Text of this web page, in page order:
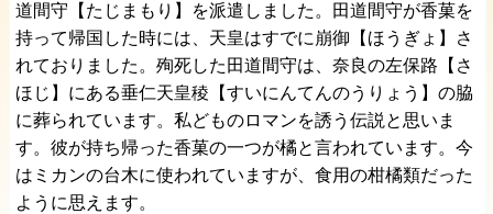
道間守【たじまもり】を派遣しました。田道間守が香菓を
持って帰国した時には、天皇はすでに崩御【ほうぎょ】さ
れておりました。殉死した田道間守は、奈良の左保路【さ
ほじ】にある垂仁天皇稜【すいにんてんのうりょう】の脇
に葬られています。私どものロマンを誘う伝説と思いま
す。彼が持ち帰った香菓の一つが橘と言われています。今
はミカンの台木に使われていますが、食用の柑橘類だった
ように思えます。